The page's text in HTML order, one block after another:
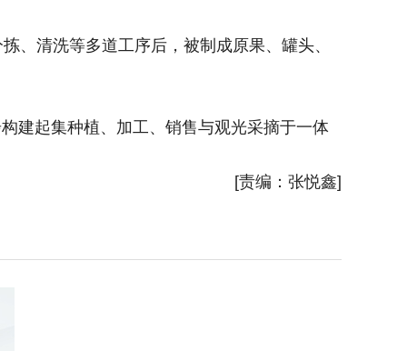
清洗等多道工序后，被制成原果、罐头、
起集种植、加工、销售与观光采摘于一体
[责编：张悦鑫]